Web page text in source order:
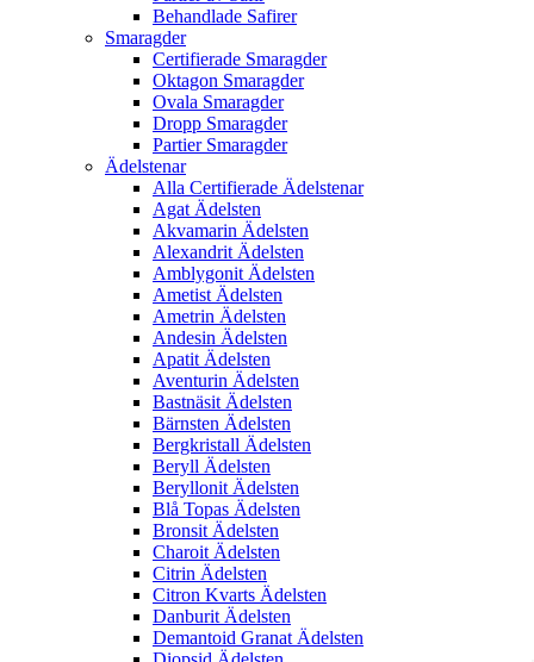
Behandlade Safirer
Smaragder
Certifierade Smaragder
Oktagon Smaragder
Ovala Smaragder
Dropp Smaragder
Partier Smaragder
Ädelstenar
Alla Certifierade Ädelstenar
Agat Ädelsten
Akvamarin Ädelsten
Alexandrit Ädelsten
Amblygonit Ädelsten
Ametist Ädelsten
Ametrin Ädelsten
Andesin Ädelsten
Apatit Ädelsten
Aventurin Ädelsten
Bastnäsit Ädelsten
Bärnsten Ädelsten
Bergkristall Ädelsten
Beryll Ädelsten
Beryllonit Ädelsten
Blå Topas Ädelsten
Bronsit Ädelsten
Charoit Ädelsten
Citrin Ädelsten
Citron Kvarts Ädelsten
Danburit Ädelsten
Demantoid Granat Ädelsten